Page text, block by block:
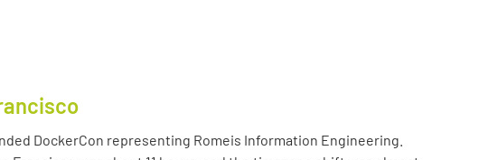
DockerCon representing Romeis Information Engineering.